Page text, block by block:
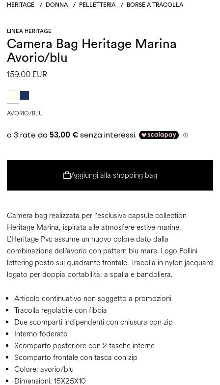
HERITAGE / DONNA / PELLETTERIA / BORSE A TRACOLLA
LINEA HERITAGE
Camera Bag Heritage Marina
Avorio/blu
159.00 EUR
AVORIO/BLU
Aggiungi alla shopping bag
Camera bag realizzata per l'esclusiva capsule collection
Heritage Marina, ispirata alle atmosfere estive marine.
L’Heritage Pvc assume un nuovo colore dato dalla
combinazione dell’avorio con pattern blu mare. Logo Pollini
lettering posto sul quadrante frontale. Tracolla in nylon jacquard
logato per doppia portabilità: a spalla e bandoliera.
Articolo continuativo non soggetto a promozioni
Tracolla regolabile con fibbia
Due scomparti indipendenti con chiusura con zip
Interno foderato
Scomparto posteriore con 2 tasche interne
Scomparto frontale con tasca con zip
Colore: avorio/blu
Dimensioni: 15X25X10